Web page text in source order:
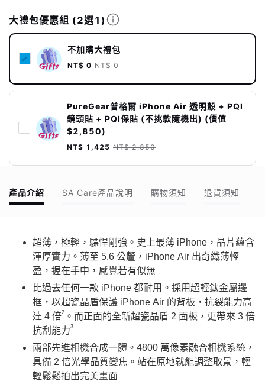
大禮包優惠組 (2選1)
不加購大禮包
NT$ 0 NT$ 0
PureGear普格爾 iPhone Air 透明殼 + PQI
鏡頭貼 + PQI保貼 (不挑款隨機出) (價值
$2,850)
NT$ 1,425 NT$ 2,850
產品介紹 SA Care產品說明 購物須知 退貨須知
超薄，極輕，驃悍剛強。史上最薄 iPhone，晶片蘊含
渾厚實力。薄至 5.6 公釐，iPhone Air 出奇纖薄輕
盈，握在手中，感覺若有似無
比過去任何一款 iPhone 都耐用。採用超輕鈦金屬邊
框，以超瓷晶盾保護 iPhone Air 的背板，抗裂能力高
達 4 倍2 。而正面的全新超瓷晶盾 2 面板，更帶來 3 倍
抗刮能力3
兩部先進相機合成一體。4800 萬像素融合相機系統，
具備 2 倍光學品質變焦。站在原地就能調整取景，輕
輕鬆鬆拍出完美畫面